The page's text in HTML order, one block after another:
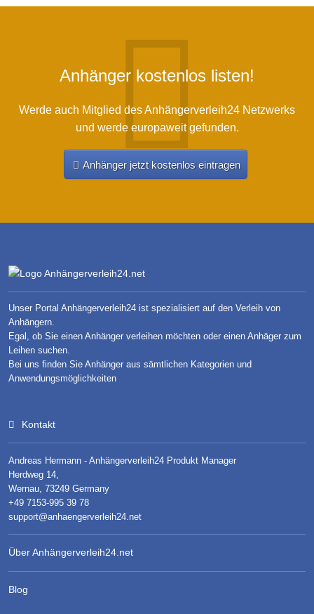
Anhänger kostenlos listen!
Werde auch Mitglied des Anhängerverleih24 Netzwerks
und werde europaweit gefunden.
Anhänger jetzt kostenlos eintragen
Unser Portal Anhängerverleih24 ist spezialisiert auf den Verleih von
Anhängern.
Egal, ob Sie einen Anhänger verleihen möchten oder einen Anhäger zum
Leihen suchen.
Bei uns finden Sie Anhänger aus sämtlichen Kategorien und
Anwendungsmöglichkeiten
Kontakt
Andreas Hermann - Anhängerverleih24 Produkt Manager
Herdweg 14,
Wernau, 73249 Germany
+49 7153-995 39 78
support@anhaengerverleih24.net
Über Anhängerverleih24.net
Blog